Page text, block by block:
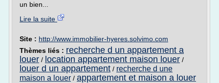
un bien...
Lire la suite
Site : http://www.immobilier-hyeres.solvimo.com
Thèmes liés : recherche d un appartement a
louer / location appartement maison louer /
louer d un appartement / recherche d une
maison a louer / appartement et maison a louer